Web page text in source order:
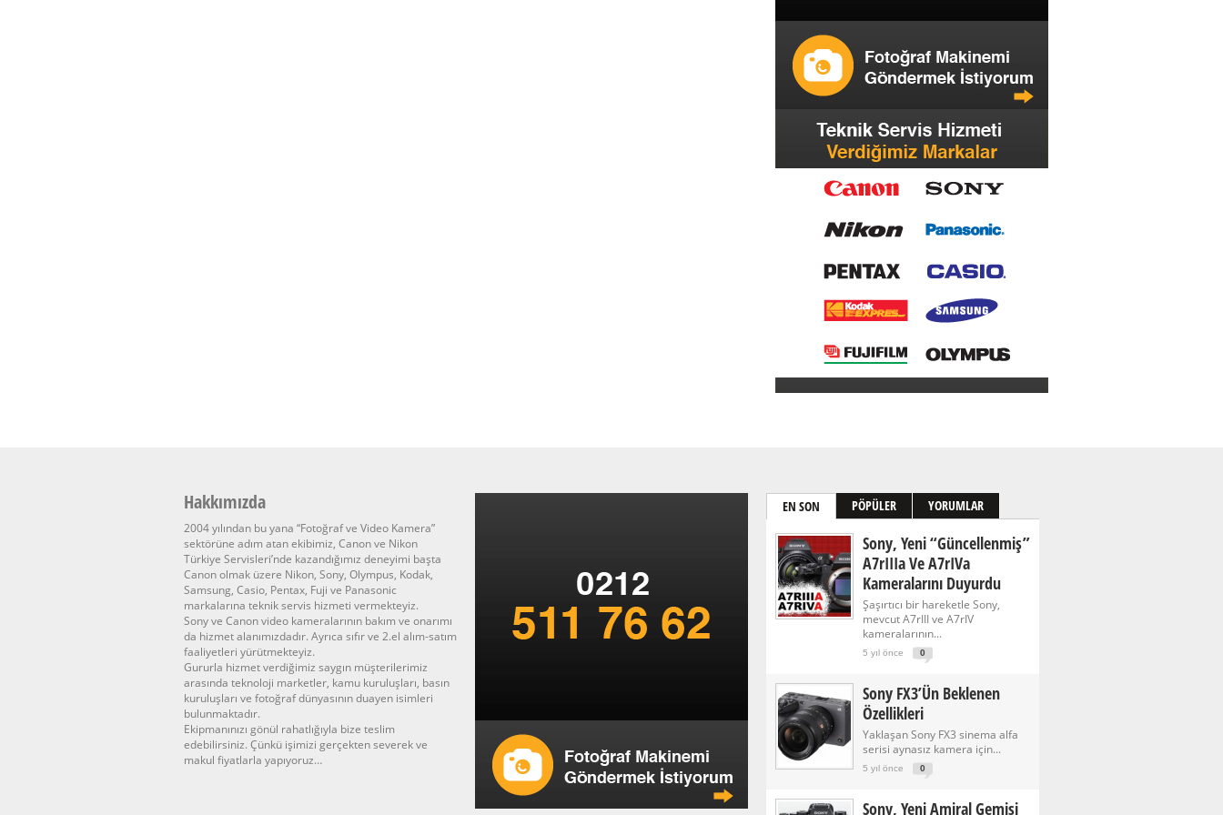
Hakkımızda
2004 yılından bu yana “Fotoğraf ve Video Kamera”
sektörüne adım atan ekibimiz, Canon ve Nikon
Türkiye Servisleri’nde kazandığımız deneyimi başta
Canon olmak üzere Nikon, Sony, Olympus, Kodak,
Samsung, Casio, Pentax, Fuji ve Panasonic
markalarına teknik servis hizmeti vermekteyiz.
Sony ve Canon video kameralarının bakım ve onarımı
da hizmet alanımızdadır. Ayrıca sıfır ve 2.el alım-satım
faaliyetleri yürütmekteyiz.
Gururla hizmet verdiğimiz saygın müşterilerimiz
arasında teknoloji marketler, kamu kuruluşları, basın
kuruluşları ve fotoğraf dünyasının duayen isimleri
bulunmaktadır.
Ekipmanınızı gönül rahatlığıyla bize teslim
edebilirsiniz. Çünkü işimizi gerçekten severek ve
makul fiyatlarla yapıyoruz…
EN SON PÖPÜLER YORUMLAR
Sony, Yeni “güncellenmiş”
A7rIIIa Ve A7rIVa
Kameralarını Duyurdu
Şaşırtıcı bir hareketle Sony,
mevcut A7rIII ve A7rIV
kameralarının...
5 yıl önce 0
Sony FX3’ün Beklenen
Özellikleri
Yaklaşan Sony FX3 sinema alfa
serisi aynasız kamera için...
5 yıl önce 0
Sony, Yeni Amiral Gemisi